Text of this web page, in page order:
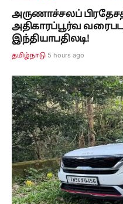
அருணாச்சலப்
அதிகாரப்பூர்வ
இந்தியாபதிலடி!
தமிழ்நாடு 5 hours ago